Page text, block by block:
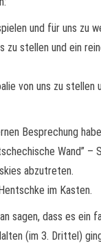
und für uns zu
zu stellen und ein
von uns zu stellen
Besprechung
Wand” –
abzutreten.
im Kasten.
sagen, dass es ein
(im 3. Drittel)